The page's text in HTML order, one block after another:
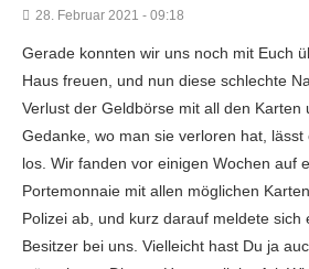
28. Februar 2021 - 09:18
Gerade konnten wir uns noch mit Euch
Haus freuen, und nun diese schlechte
Verlust der Geldbörse mit all den Karten
Gedanke, wo man sie verloren hat,
los. Wir fanden vor einigen Wochen auf
Portemonnaie mit allen möglichen
Polizei ab, und kurz darauf meldete sich
Besitzer bei uns. Vielleicht hast Du ja